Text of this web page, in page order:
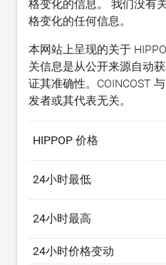
格变化的信息。 我们没有
格变化的任何信息。
本网站上呈现的关于
关信息是从公开来源自动
证其准确性。COINCOST
发者或其代表无关。
HIPPOP 价格
24小时最低
24小时最高
24小时价格变动